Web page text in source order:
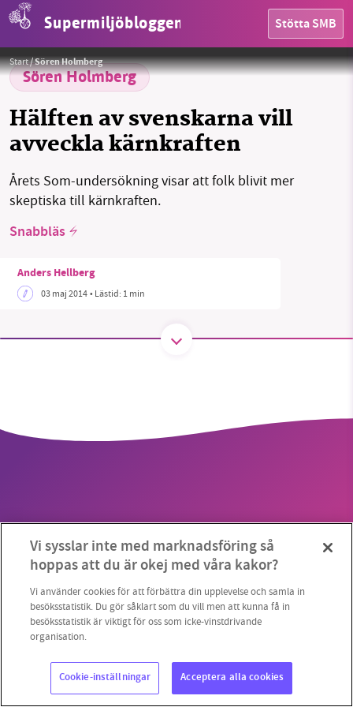
Supermiljöbloggen Stötta SMB
OMRÅDEN
OM OSS
Threads
Start/Sören Holmberg
Sören Holmberg
Hälften av svenskarna vill
avveckla kärnkraften
Årets Som-undersökning visar att folk blivit mer
skeptiska till kärnkraften.
Snabbläs
Anders Hellberg
03 maj 2014• Lästid: 1 min
Copyright 2023 © Supermiljöbloggen Cookieinställningar
SMB kämpar för en hållbar framtid. Sedan
starten 2010 har vår ideella redaktion drivit
vill hjälpa oss.
Stötta vårt arbete genom att swisha en slant till
1231368703
Läs vad vi vill göra
Vi sysslar inte med marknadsföring så
hoppas att du är okej med våra kakor?
Vi använder cookies för att förbättra din upplevelse och samla in
besöksstatistik. Du gör såklart som du vill men att kunna få in
besöksstatistik är viktigt för oss som icke-vinstdrivande
organisation.
Cookie-inställningar Acceptera alla cookies